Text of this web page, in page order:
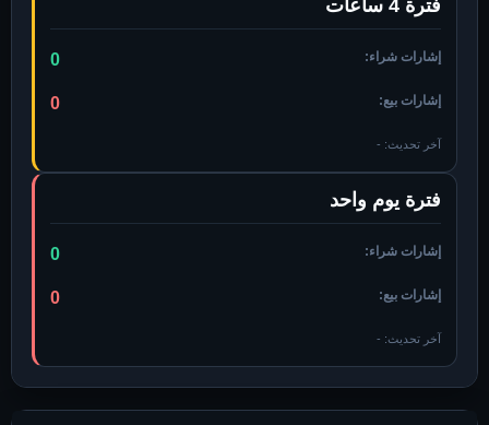
فترة 4 ساعات
إشارات شراء: 0
إشارات بيع: 0
آخر تحديث: -
فترة يوم واحد
إشارات شراء: 0
إشارات بيع: 0
آخر تحديث: -